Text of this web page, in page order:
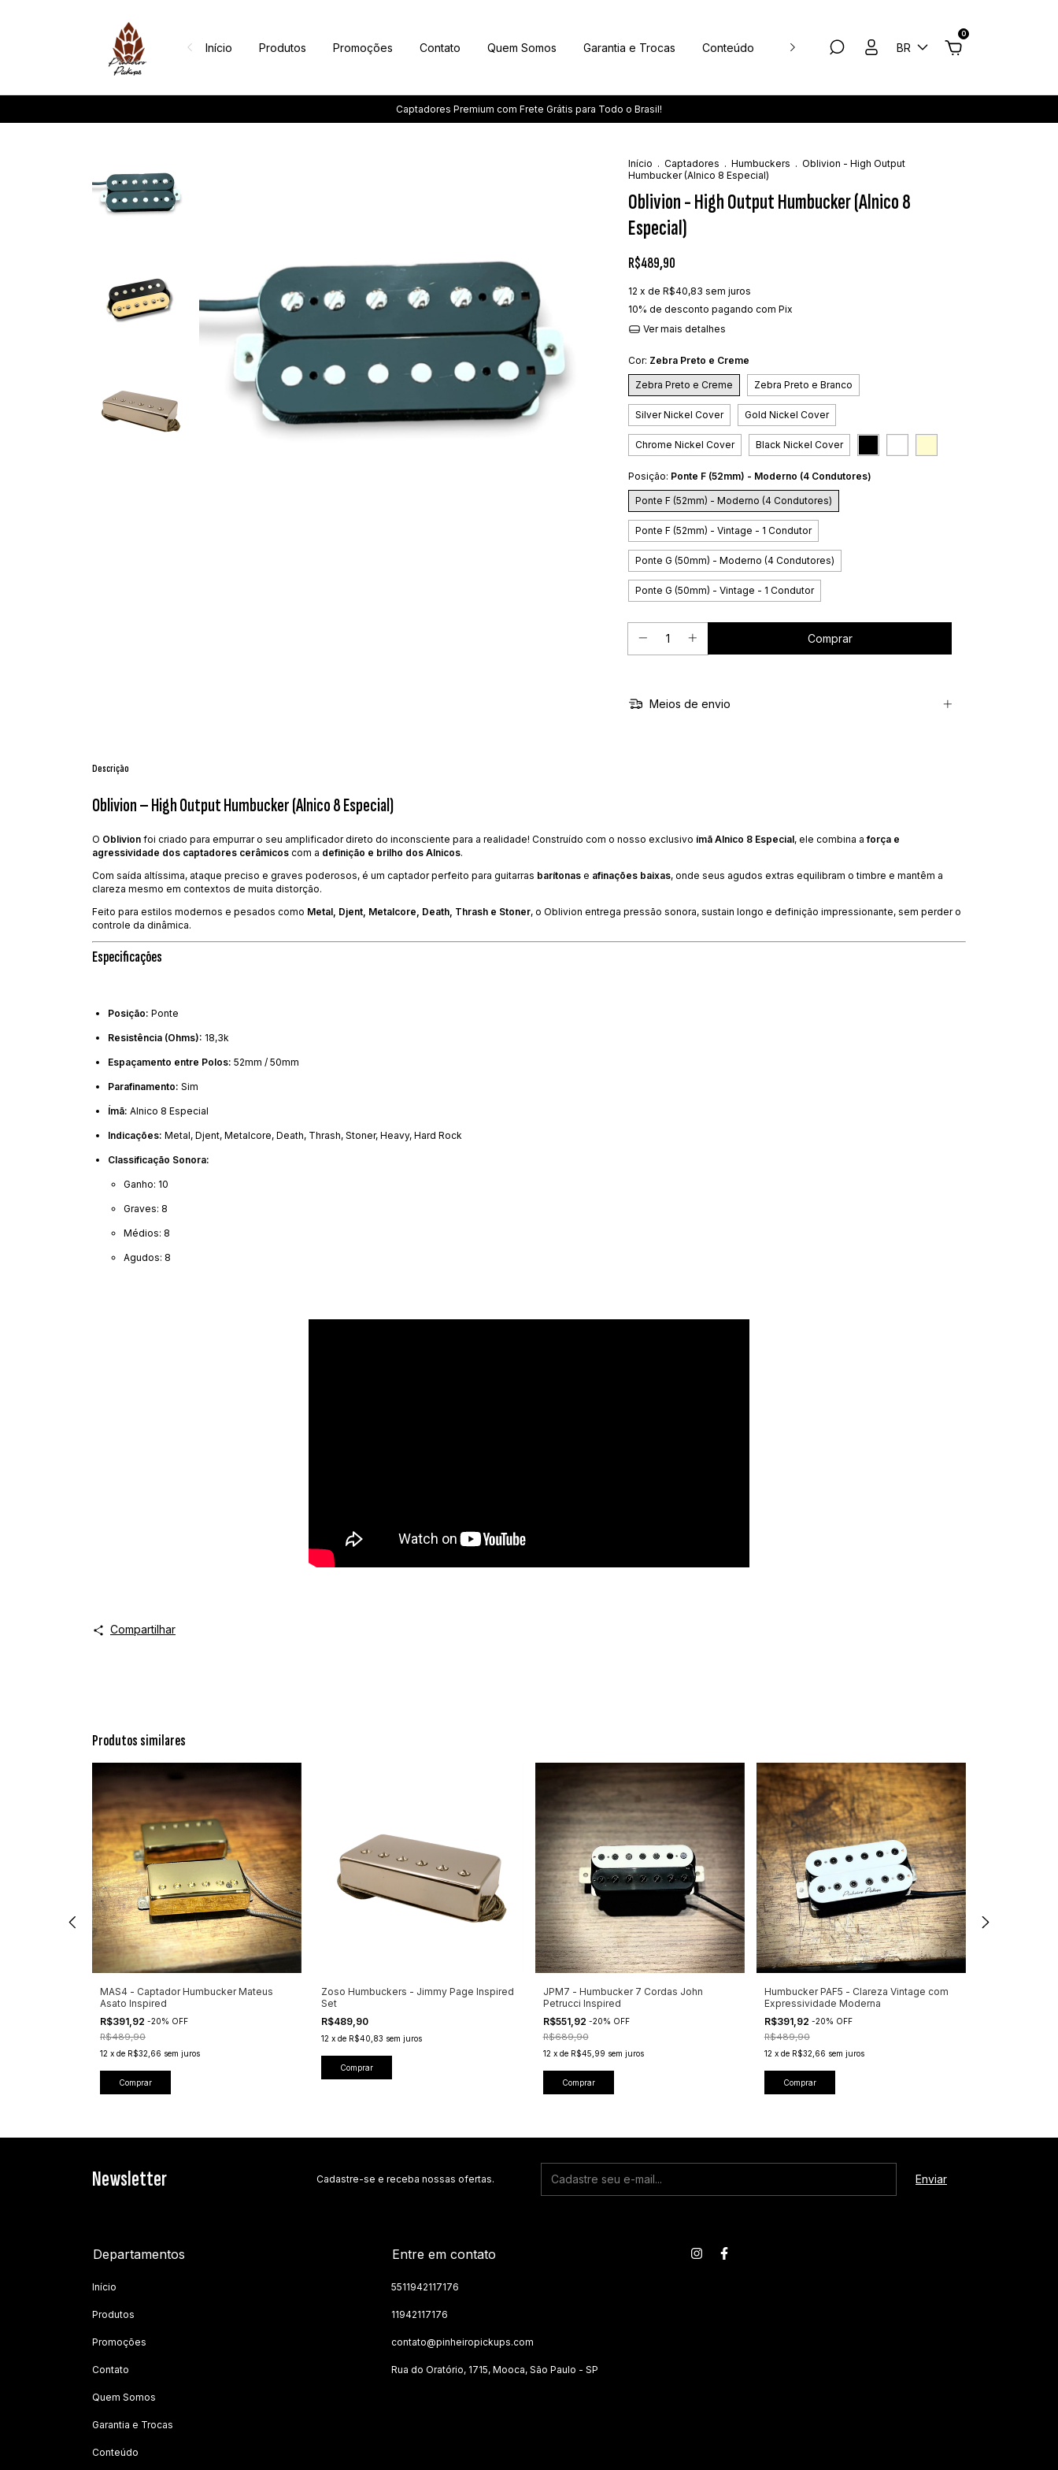
Início Produtos Promoções Contato Quem Somos Garantia e Trocas Conteúdo Atelier de Timbre BR
0
Captadores Premium com Frete Grátis para Todo o Brasil!
Início . Captadores . Humbuckers . Oblivion - High Output
Humbucker (Alnico 8 Especial)
Oblivion - High Output Humbucker (Alnico 8
Especial)
R$489,90
12 x de R$40,83 sem juros
10% de desconto pagando com Pix
Ver mais detalhes
Cor: Zebra Preto e Creme
Zebra Preto e Creme Zebra Preto e Branco
Silver Nickel Cover Gold Nickel Cover
Chrome Nickel Cover Black Nickel Cover
Posição: Ponte F (52mm) - Moderno (4 Condutores)
Ponte F (52mm) - Moderno (4 Condutores)
Ponte F (52mm) - Vintage - 1 Condutor
Ponte G (50mm) - Moderno (4 Condutores)
Ponte G (50mm) - Vintage - 1 Condutor
Meios de envio
Descrição
Oblivion – High Output Humbucker (Alnico 8 Especial)
O Oblivion foi criado para empurrar o seu amplificador direto do inconsciente para a realidade! Construído com o nosso exclusivo ímã Alnico 8 Especial, ele combina aforça e
agressividade dos captadores cerâmicos com a definição e brilho dos Alnicos.
Com saída altíssima, ataque preciso e graves poderosos, é um captador perfeito para guitarras barítonas e afinações baixas, onde seus agudos extras equilibram o timbre e mantêm a
clareza mesmo em contextos de muita distorção.
Feito para estilos modernos e pesados como Metal, Djent, Metalcore, Death, Thrash e Stoner, o Oblivion entrega pressão sonora, sustain longo e definição impressionante, sem perder o
controle da dinâmica.
Especificações
Posição: Ponte
Resistência (Ohms): 18,3k
Espaçamento entre Polos: 52mm / 50mm
Parafinamento: Sim
Ímã: Alnico 8 Especial
Indicações: Metal, Djent, Metalcore, Death, Thrash, Stoner, Heavy, Hard Rock
Classificação Sonora:
Ganho: 10
Graves: 8
Médios: 8
Agudos: 8
Compartilhar
Produtos similares
MAS4 - Captador Humbucker Mateus
Asato Inspired
R$391,92 -20% OFF
R$489,90
12 x de R$32,66 sem juros
Comprar
Zoso Humbuckers - Jimmy Page Inspired
Set
R$489,90
12 xde R$40,83 sem juros
Comprar
JPM7 - Humbucker 7 Cordas John
Petrucci Inspired
R$551,92 -20% OFF
R$689,90
12 x de R$45,99 sem juros
Comprar
Humbucker PAF5 - Clareza Vintage com
Expressividade Moderna
R$391,92 -20% OFF
R$489,90
12 x de R$32,66 sem juros
Comprar
Newsletter Cadastre-se e receba nossas ofertas.
Departamentos
Início
Produtos
Promoções
Contato
Quem Somos
Garantia e Trocas
Conteúdo
Entre em contato
5511942117176
11942117176
contato@pinheiropickups.com
Rua do Oratório, 1715, Mooca, São Paulo - SP